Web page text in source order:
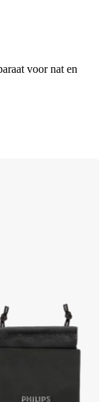
voor nat en